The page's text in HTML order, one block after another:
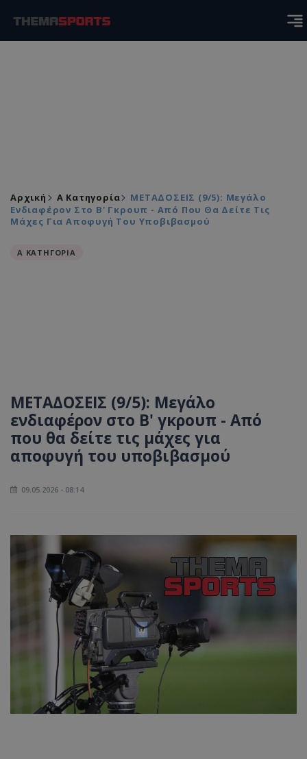
Αρχική Α Κατηγορία
ΜΕΤΑΔΟΣΕΙΣ (9/5): Μεγάλο
Ενδιαφέρον Στο Β' Γκρουπ - Από Που Θα Δείτε Τις
Μάχες Για Αποφυγή Του Υποβιβασμού
Α ΚΑΤΗΓΟΡΙΑ
ΜΕΤΑΔΟΣΕΙΣ (9/5): Μεγάλο
ενδιαφέρον στο Β' γκρουπ - Από
που θα δείτε τις μάχες για
αποφυγή του υποβιβασμού
09.05.2026 - 08:14